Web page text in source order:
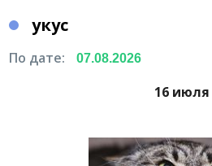
укус
По дате:
16 июля